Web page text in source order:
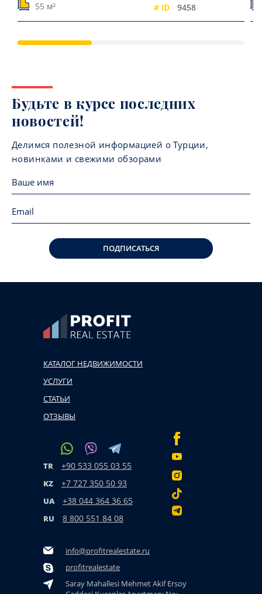
55 м²
# ID 9458
Будьте в курсе последних
новостей!
Делимся полезной информацией о Турции,
новинками и свежими обзорами
ПОДПИСАТЬСЯ
КАТАЛОГ НЕДВИЖИМОСТИ
УСЛУГИ
СТАТЬИ
ОТЗЫВЫ
TR +90 533 055 03 55
KZ +7 727 350 50 93
UA +38 044 364 36 65
RU 8 800 551 84 08
info@profitrealestate.ru
profitrealestate
Saray Mahallesi Mehmet Akif Ersoy